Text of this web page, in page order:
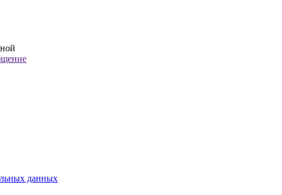
данных